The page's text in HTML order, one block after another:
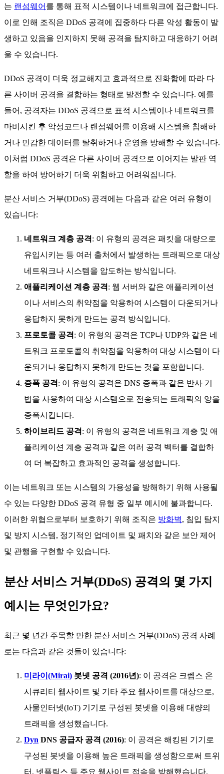
는 랜섬웨어 를 통해 표적 시스템이나 네트워크에 접근합니다.
이로 인해 조직은 DDoS 공격에 집중하다 다른 악성 활동이 발
생하고 있음을 인지하지 못해 공격을 탐지하고 대응하기 어려
울 수 있습니다.
DDoS 공격이 더욱 정교해지고 효과적으로 진화함에 따라 다
른 사이버 공격을 결합하는 형태로 발전할 수 있습니다. 예를
들어, 공격자는 DDoS 공격으로 표적 시스템이나 네트워크를
마비시킨 후 악성코드나 랜섬웨어를 이용해 시스템을 침해하
거나 민감한 데이터를 탈취하거나 운영을 방해할 수 있습니다.
이처럼 DDoS 공격은 다른 사이버 공격으로 이어지는 발판 역
할을 하여 방어하기 더욱 위험하고 어려워집니다.
분산 서비스 거부(DDoS) 공격에는 다음과 같은 여러 유형이
있습니다:
네트워크 계층 공격: 이 유형의 공격은 패킷을 대량으로
유입시키는 등 여러 출처에서 발생하는 트래픽으로 대상
네트워크나 시스템을 압도하는 방식입니다.
애플리케이션 계층 공격: 웹 서버와 같은 애플리케이션
이나 서비스의 취약점을 악용하여 시스템이 다운되거나
응답하지 못하게 만드는 공격 방식입니다.
프로토콜 공격: 이 유형의 공격은 TCP나 UDP와 같은 네
트워크 프로토콜의 취약점을 악용하여 대상 시스템이 다
운되거나 응답하지 못하게 만드는 것을 포함합니다.
증폭 공격: 이 유형의 공격은 DNS 증폭과 같은 반사 기
법을 사용하여 대상 시스템으로 전송되는 트래픽의 양을
증폭시킵니다.
하이브리드 공격: 이 유형의 공격은 네트워크 계층 및 애
플리케이션 계층 공격과 같은 여러 공격 벡터를 결합하
여 더 복잡하고 효과적인 공격을 생성합니다.
이는 네트워크 또는 시스템의 가용성을 방해하기 위해 사용될
수 있는 다양한 DDoS 공격 유형 중 일부 예시에 불과합니다.
이러한 위협으로부터 보호하기 위해 조직은 방화벽, 침입 탐지
및 방지 시스템, 정기적인 업데이트 및 패치와 같은 보안 제어
및 관행을 구현할 수 있습니다.
분산 서비스 거부(DDoS) 공격의 몇 가지
예시는 무엇인가요?
최근 몇 년간 주목할 만한 분산 서비스 거부(DDoS) 공격 사례
로는 다음과 같은 것들이 있습니다:
미라이(Mirai) 봇넷 공격 (2016년): 이 공격은 크렙스 온
시큐리티 웹사이트 및 기타 주요 웹사이트를 대상으로,
사물인터넷(IoT) 기기로 구성된 봇넷을 이용해 대량의
트래픽을 생성했습니다.
Dyn DNS 공급자 공격 (2016): 이 공격은 해킹된 기기로
구성된 봇넷을 이용해 높은 트래픽을 생성함으로써 트위
터, 넷플릭스 등 주요 웹사이트 접속을 방해했습니다.